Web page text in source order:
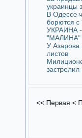
украинцы
В Одессе
борются
УКРАИНА
"МАЛИНА"
У Азарова
листов
застрелил
<< Первая <